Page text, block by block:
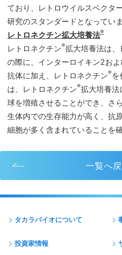
ており、レトロウイルスベクタ
研究のスタンダードとなっていま
レトロネクチン拡大培養法®
レトロネクチン®拡大培養法は
の際に、インターロイキン2お
抗体に加え、レトロネクチン®
は、レトロネクチン®拡大培養法
球を増殖させることができ、さ
生体内での生存能力が高く、抗
細胞が多く含まれていることを
一覧へ
タカラバイオについて
投資家情報